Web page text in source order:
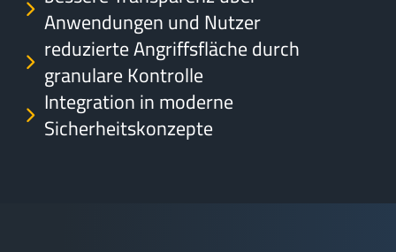
Anwendungen und Nutzer
reduzierte Angriffsfläche durch
granulare Kontrolle
Integration in moderne
Sicherheitskonzepte